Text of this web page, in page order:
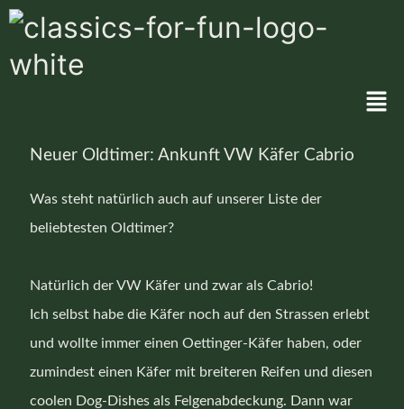
Zum
Inhalt
Neuer Oldtimer: Ankunft VW Käfer Cabrio
Was steht natürlich auch auf unserer Liste der
beliebtesten Oldtimer?
Natürlich der VW Käfer und zwar als Cabrio!
Ich selbst habe die Käfer noch auf den Strassen erlebt
und wollte immer einenOettinger-Käfer haben, oder
zumindest einen Käfer mit breiteren Reifen und diesen
coolen Dog-Dishes als Felgenabdeckung. Dann war